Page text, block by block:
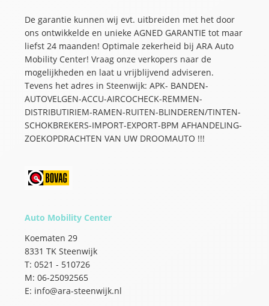
De garantie kunnen wij evt. uitbreiden met het door
ons ontwikkelde en unieke AGNED GARANTIE tot maar
liefst 24 maanden! Optimale zekerheid bij ARA Auto
Mobility Center! Vraag onze verkopers naar de
mogelijkheden en laat u vrijblijvend adviseren.
Tevens het adres in Steenwijk: APK- BANDEN-
AUTOVELGEN-ACCU-AIRCOCHECK-REMMEN-
DISTRIBUTIRIEM-RAMEN-RUITEN-BLINDEREN/TINTEN-
SCHOKBREKERS-IMPORT-EXPORT-BPM AFHANDELING-
ZOEKOPDRACHTEN VAN UW DROOMAUTO !!!
Auto Mobility Center
Koematen 29
8331 TK Steenwijk
T: 0521 - 510726
M: 06-25092565
E: info@ara-steenwijk.nl